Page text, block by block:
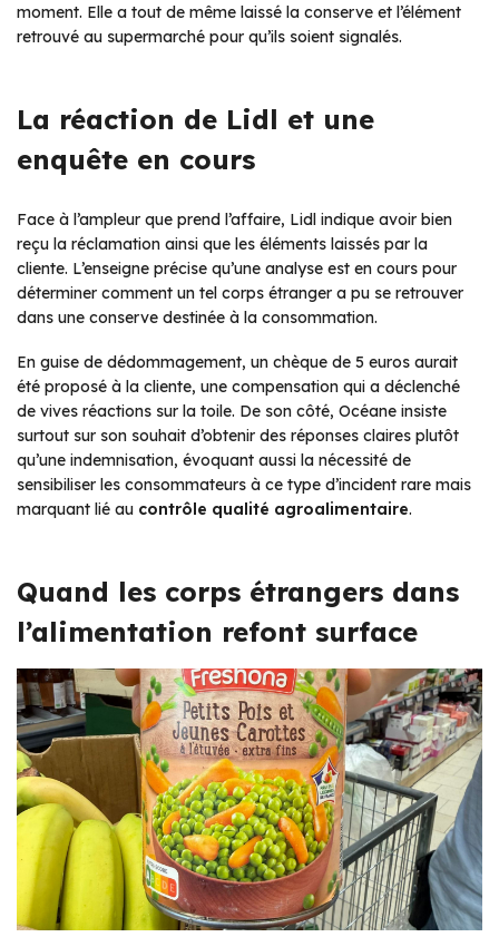
moment. Elle a tout de même laissé la conserve et l’élément
retrouvé au supermarché pour qu’ils soient signalés.
La réaction de Lidl et une
enquête en cours
Face à l’ampleur que prend l’affaire, Lidl indique avoir bien
reçu la réclamation ainsi que les éléments laissés par la
cliente. L’enseigne précise qu’une analyse est en cours pour
déterminer comment un tel corps étranger a pu se retrouver
dans une conserve destinée à la consommation.
En guise de dédommagement, un chèque de 5 euros aurait
été proposé à la cliente, une compensation qui a déclenché
de vives réactions sur la toile. De son côté, Océane insiste
surtout sur son souhait d’obtenir des réponses claires plutôt
qu’une indemnisation, évoquant aussi la nécessité de
sensibiliser les consommateurs à ce type d’incident rare mais
marquant lié au contrôle qualité agroalimentaire.
Quand les corps étrangers dans
l’alimentation refont surface